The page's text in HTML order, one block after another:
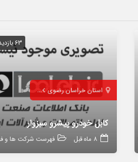
63 بازدید
استان خراسان رضوی سبزوار
کابل خودرو پیشرو سبزوار
8 ماه قبل فهرست شرکت ها و